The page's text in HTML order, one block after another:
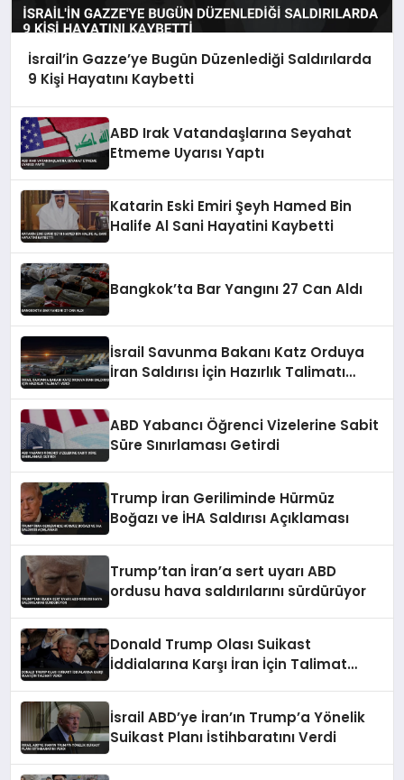
İsrail’in Gazze’ye Bugün Düzenlediği Saldırılarda
9 Kişi Hayatını Kaybetti
ABD Irak Vatandaşlarına Seyahat
Etmeme Uyarısı Yaptı
Katarin Eski Emiri Şeyh Hamed Bin
Halife Al Sani Hayatini Kaybetti
Bangkok’ta Bar Yangını 27 Can Aldı
İsrail Savunma Bakanı Katz Orduya
İran Saldırısı İçin Hazırlık Talimatı
ABD Yabancı Öğrenci Vizelerine Sabit
Süre Sınırlaması Getirdi
Trump İran Geriliminde Hürmüz
Boğazı ve İHA Saldırısı Açıklaması
Trump’tan İran’a sert uyarı ABD
ordusu hava saldırılarını sürdürüyor
Donald Trump Olası Suikast
İddialarına Karşı İran İçin Talimat
İsrail ABD’ye İran’ın Trump’a Yönelik
Suikast Planı İstihbaratını Verdi